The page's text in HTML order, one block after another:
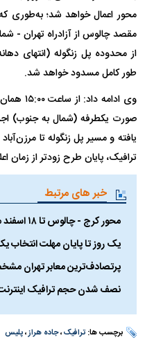
از محدوده پل زنگوله (انتهای
طور کامل مسدود خواهد شد.
وی
یافته و مسیر پل زنگوله تا
ترافیک، پایان طرح زودتر از زمان
خبر های مرتبط
محور کرج - چالوس تا ۱۸ اسفند مسدود شد
یک روز تا پایان مهلت انتخاب
پرتصادف‌ترین معابر تهران
نصف شدن حجم ترافیک اینترنت ایران
برچسب ها:ترافیک،جاده هراز،پلیس